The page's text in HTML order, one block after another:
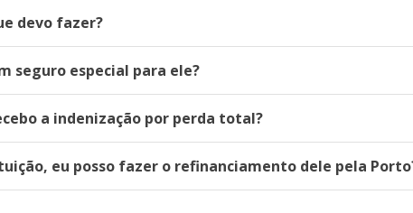
devo fazer?
seguro especial para ele?
a indenização por perda total?
eu posso fazer o refinanciamento dele pela